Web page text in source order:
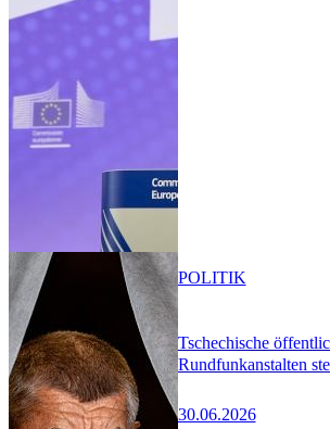
Tschechische
Rundfunkanstalten
30.06.2026
POLITIK